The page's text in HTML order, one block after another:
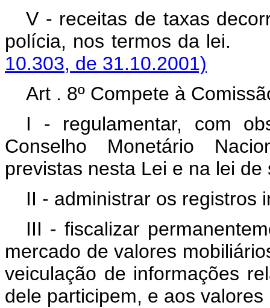
V - receitas de taxas
polícia, nos termos
10.303, de 31.10.2001)
Art . 8º Compete à
I - regulamentar, com
Conselho Monetário
previstas nesta Lei e na lei
II - administrar os registros
III - fiscalizar
mercado de valores
veiculação de informações
dele participem, e aos